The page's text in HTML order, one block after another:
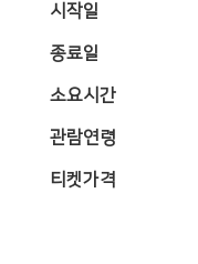
시작일
종료일
소요시간
관람연령
티켓가격